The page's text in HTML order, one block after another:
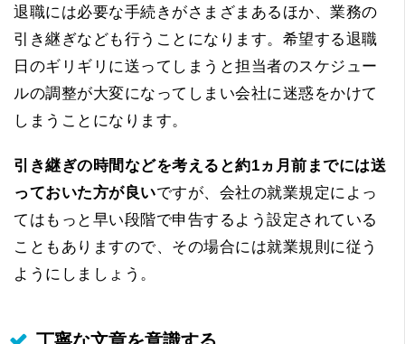
退職には必要な手続きがさまざまあるほか、業務の
引き継ぎなども行うことになります。希望する退職
日のギリギリに送ってしまうと担当者のスケジュー
ルの調整が大変になってしまい会社に迷惑をかけて
しまうことになります。
引き継ぎの時間などを考えると約1ヵ月前までには送
っておいた方が良いですが、会社の就業規定によっ
てはもっと早い段階で申告するよう設定されている
こともありますので、その場合には就業規則に従う
ようにしましょう。